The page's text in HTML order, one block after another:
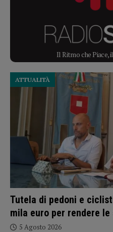
Il Ritmo che Piace,
Tutela di pedoni e
mila euro per rendere
ATTUALITÀ
5 Agosto 2026